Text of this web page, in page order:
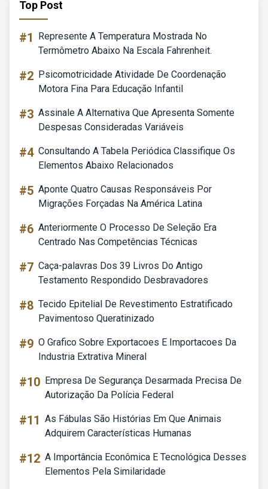
Top Post
#1
Represente A Temperatura Mostrada No
Termômetro Abaixo Na Escala Fahrenheit.
#2 Psicomotricidade Atividade De Coordenação
Motora Fina Para Educação Infantil
#3 Assinale A Alternativa Que Apresenta Somente
Despesas Consideradas Variáveis
#4 Consultando A Tabela Periódica Classifique Os
Elementos Abaixo Relacionados
#5 Aponte Quatro Causas Responsáveis Por
Migrações Forçadas Na América Latina
#6 Anteriormente O Processo De Seleção Era
Centrado Nas Competências Técnicas
#7 Caça-palavras Dos 39 Livros Do Antigo
Testamento Respondido Desbravadores
#8 Tecido Epitelial De Revestimento Estratificado
Pavimentoso Queratinizado
#9 O Grafico Sobre Exportacoes E Importacoes Da
Industria Extrativa Mineral
#10 Empresa De Segurança Desarmada Precisa De
Autorização Da Polícia Federal
#11 As Fábulas São Histórias Em Que Animais
Adquirem Características Humanas
#12 A Importância Econômica E Tecnológica Desses
Elementos Pela Similaridade